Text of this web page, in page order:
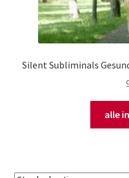
Silent Subliminals
alle